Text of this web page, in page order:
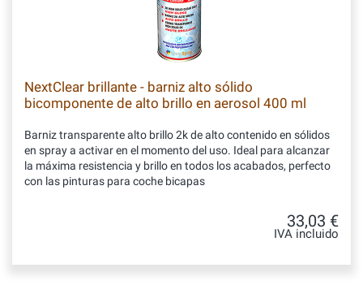
NextClear brillante - barniz alto sólido
bicomponente de alto brillo en aerosol 400 ml
Barniz transparente alto brillo 2k de alto contenido en sólidos
en spray a activar en el momento del uso. Ideal para alcanzar
la máxima resistencia y brillo en todos los acabados, perfecto
con las pinturas para coche bicapas
33,03 €
IVA incluido